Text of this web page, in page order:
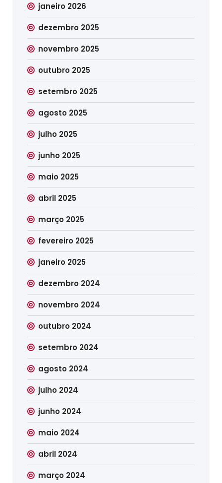
janeiro 2026
dezembro 2025
novembro 2025
outubro 2025
setembro 2025
agosto 2025
julho 2025
junho 2025
maio 2025
abril 2025
março 2025
fevereiro 2025
janeiro 2025
dezembro 2024
novembro 2024
outubro 2024
setembro 2024
agosto 2024
julho 2024
junho 2024
maio 2024
abril 2024
março 2024